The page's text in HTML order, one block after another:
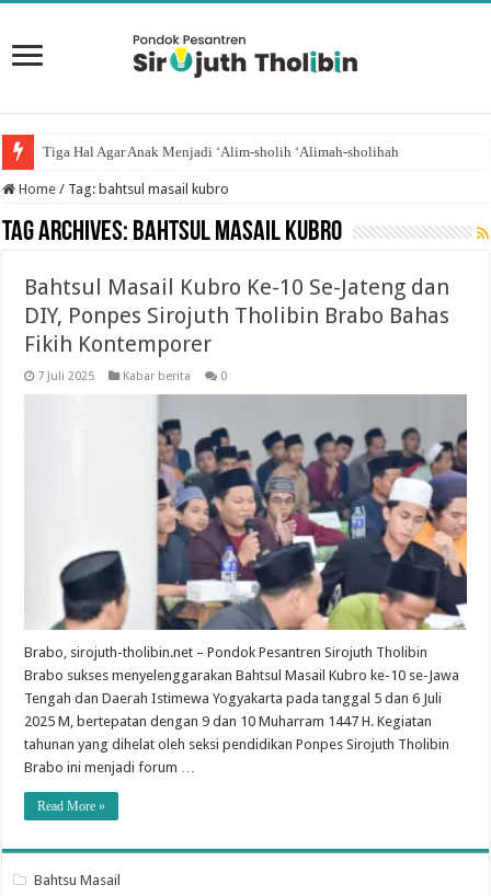
Tiga Hal Agar Anak Menjadi ‘Alim-sholih ‘Alimah-sholihah
Home / Tag: bahtsul masail kubro
Tag Archives: bahtsul masail kubro
Bahtsul Masail Kubro Ke-10 Se-Jateng dan
DIY, Ponpes Sirojuth Tholibin Brabo Bahas
Fikih Kontemporer
7 Juli 2025 Kabar berita 0
Brabo, sirojuth-tholibin.net – Pondok Pesantren Sirojuth Tholibin
Brabo sukses menyelenggarakan Bahtsul Masail Kubro ke-10 se-Jawa
Tengah dan Daerah Istimewa Yogyakarta pada tanggal 5 dan 6 Juli
2025 M, bertepatan dengan 9 dan 10 Muharram 1447 H. Kegiatan
tahunan yang dihelat oleh seksi pendidikan Ponpes Sirojuth Tholibin
Brabo ini menjadi forum …
Read More »
Bahtsu Masail